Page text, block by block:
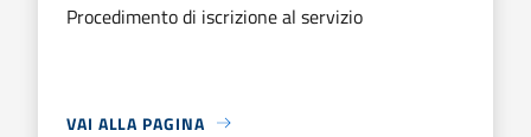
Procedimento di iscrizione al servizio
VAI ALLA PAGINA